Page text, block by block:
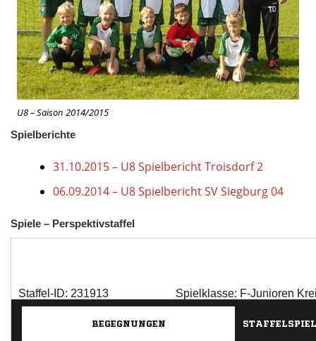
U8 – Saison 2014/2015
Spielberichte
31.10.2015 – U8 Spielbericht Troisdorf 2
06.09.2014 – U8 Spielbericht SV Siegburg 04
Spiele – Perspektivstaffel